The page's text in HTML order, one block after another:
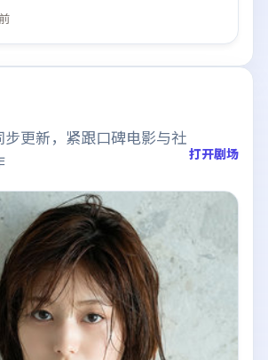
步更新，紧跟口碑电影与社
打开剧场